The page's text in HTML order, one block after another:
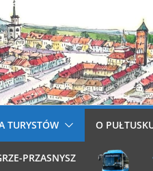
TURYSTÓW O
PRZASNYSZ